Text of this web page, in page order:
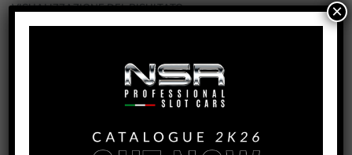
VISUALIZZAZIONE DEL RISULTATO
Ordina in base al più recente
FORMULA 86/89 – NSR 25TH ANNIVERSARY
VEDI IL PRODOTTO
×